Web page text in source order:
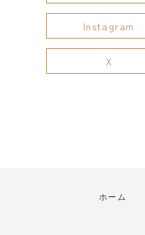
Instagram
X
ホーム